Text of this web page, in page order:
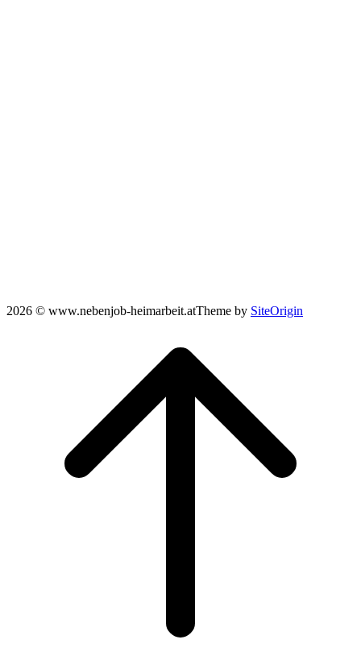
2026 © www.nebenjob-heimarbeit.atTheme by SiteOrigin